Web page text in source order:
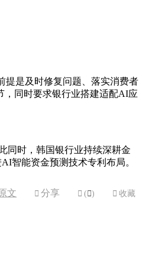
提是及时修复问题、落实消费者
，同时要求银行业搭建适配AI应
同时，韩国银行业持续深耕金
智能资金预测技术专利布局。
文  分享  ( )  收藏